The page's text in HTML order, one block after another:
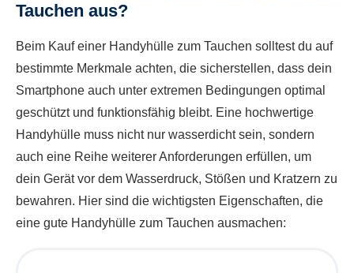
Tauchen aus?
Beim Kauf einer Handyhülle zum Tauchen solltest du auf
bestimmte Merkmale achten, die sicherstellen, dass dein
Smartphone auch unter extremen Bedingungen optimal
geschützt und funktionsfähig bleibt. Eine hochwertige
Handyhülle muss nicht nur wasserdicht sein, sondern
auch eine Reihe weiterer Anforderungen erfüllen, um
dein Gerät vor dem Wasserdruck, Stößen und Kratzern zu
bewahren. Hier sind die wichtigsten Eigenschaften, die
eine gute Handyhülle zum Tauchen ausmachen: